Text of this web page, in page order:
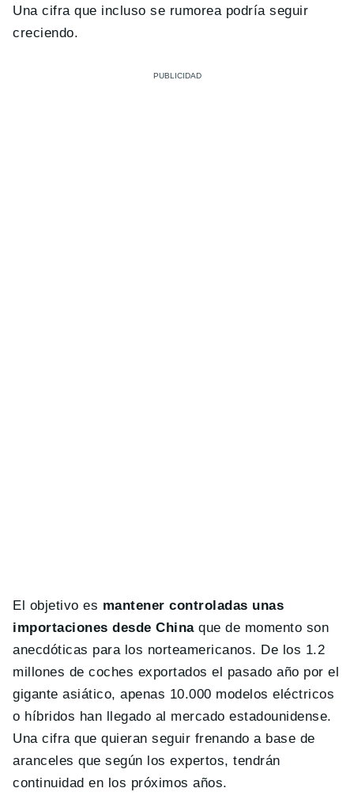
Una cifra que incluso se rumorea podría seguir
creciendo.
El objetivo es mantener controladas unas
importaciones desde Chinaque de momento son
anecdóticas para los norteamericanos. De los 1.2
millones de coches exportados el pasado año por el
gigante asiático, apenas 10.000 modelos eléctricos
o híbridos han llegado al mercado estadounidense.
Una cifra que quieran seguir frenando a base de
aranceles que según los expertos, tendrán
continuidad en los próximos años.